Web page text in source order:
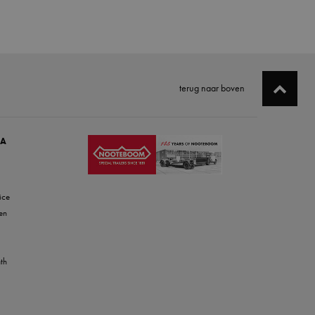
terug naar boven